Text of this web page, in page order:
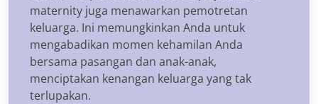
maternity juga menawarkan pemotretan
keluarga. Ini memungkinkan Anda untuk
mengabadikan momen kehamilan Anda
bersama pasangan dan anak-anak,
menciptakan kenangan keluarga yang tak
terlupakan.